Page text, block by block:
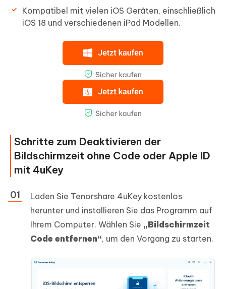
Kompatibel mit vielen iOS Geräten, einschließlich
iOS 18 und verschiedenen iPad Modellen.
Schritte zum Deaktivieren der
Bildschirmzeit ohne Code oder Apple ID
mit 4uKey
Laden Sie Tenorshare 4uKey kostenlos
herunter und installieren Sie das Programm auf
Ihrem Computer. Wählen Sie „Bildschirmzeit
Code entfernen“, um den Vorgang zu starten.